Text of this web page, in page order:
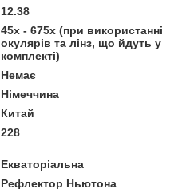
12.38
45x - 675x (при використанні
окулярів та лінз, що йдуть у
комплекті)
Немає
Німеччина
Китай
228
Екваторіальна
Рефлектор Ньютона